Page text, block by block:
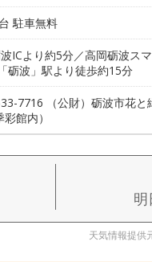
駐車無料
ICより約5分／高岡砺波ス
砺波」駅より徒歩約15分
7716 （公財）砺波市花と
館内）
明
天気情報提供